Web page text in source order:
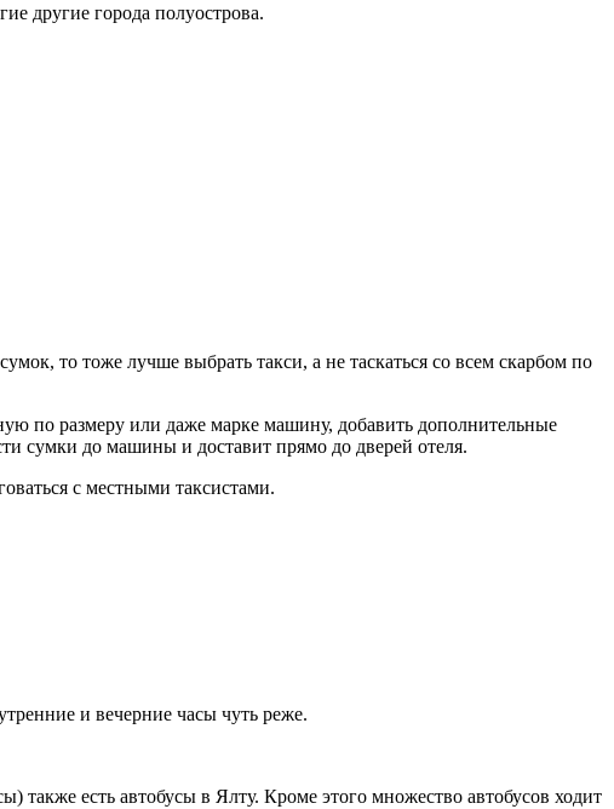
другие города полуострова.
то тоже лучше выбрать такси, а не таскаться со всем скарбом по
по размеру или даже марке машину, добавить дополнительные
сумки до машины и доставит прямо до дверей отеля.
с местными таксистами.
и вечерние часы чуть реже.
также есть автобусы в Ялту. Кроме этого множество автобусов ходит